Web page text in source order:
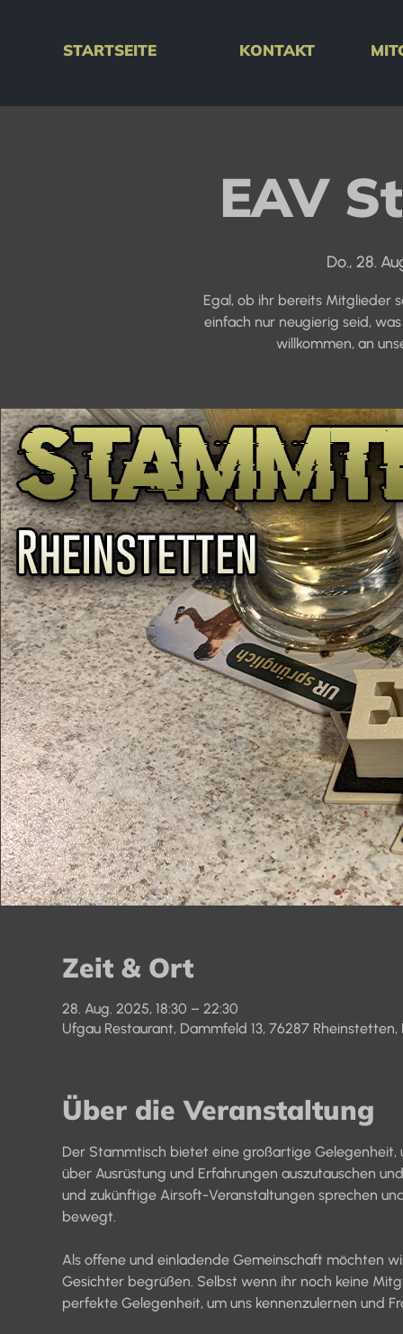
STARTSEITE KONTAKT
EAV
Do., 28.
Egal, ob ihr bereits Mitglieder
einfach nur neugierig seid,
willkommen, an
Zeit & Ort
28. Aug. 2025, 18:30 – 22:30
Ufgau Restaurant, Dammfeld 13, 76287
Über die Veranstaltung
Der Stammtisch bietet eine großartige
über Ausrüstung und Erfahrungen auszutauschen
und zukünftige Airsoft-Veranstaltungen sprechen
bewegt.
Als offene und einladende Gemeinschaft möchten
Gesichter begrüßen. Selbst wenn ihr noch keine
perfekte Gelegenheit, um uns kennenzulernen und